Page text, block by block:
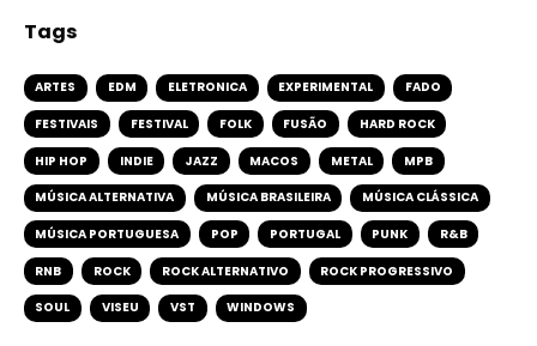
Tags
ARTES EDM ELETRONICA EXPERIMENTAL FADO
FESTIVAIS FESTIVAL FOLK FUSÃO HARD ROCK
HIP HOP INDIE JAZZ MACOS METAL MPB
MÚSICA ALTERNATIVA MÚSICA BRASILEIRA MÚSICA CLÁSSICA
MÚSICA PORTUGUESA POP PORTUGAL PUNK R&B
RNB ROCK ROCK ALTERNATIVO ROCK PROGRESSIVO
SOUL VISEU VST WINDOWS